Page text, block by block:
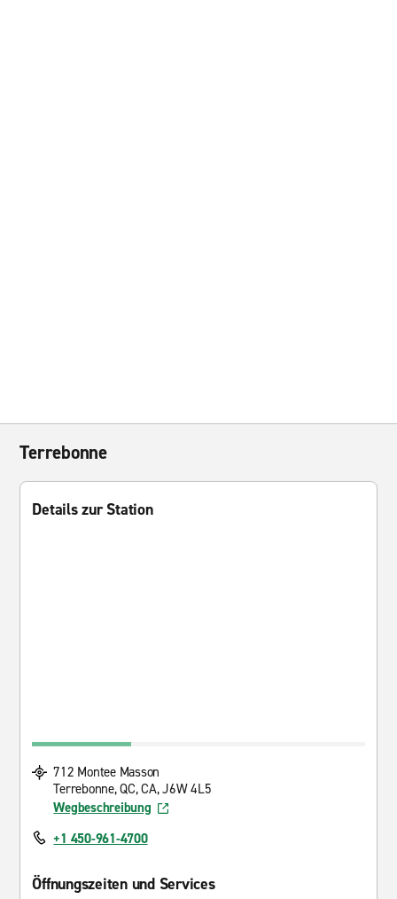
Terrebonne
Details zur Station
712 Montee Masson
Terrebonne, QC, CA, J6W 4L5
Wegbeschreibung
+1 450-961-4700
Öffnungszeiten und Services